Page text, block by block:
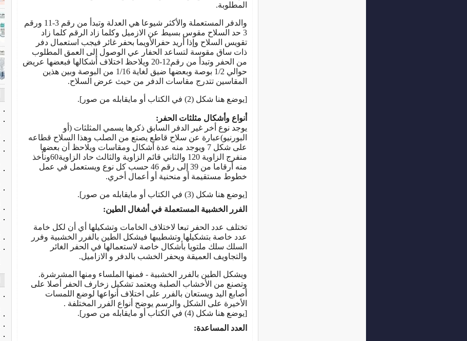
المطلوبة.
والدفر المستعملة والأكثر شيوعا هي العدلة وتبدأ من رقم 3-11 ورقم
3 حد السلاح مقوس بسيط عن الازميل وكلما زاد الرقم كلما زاد
تقويس السلاح وإذا أريد حفرالأويما بحفر غائر فيجب استعمال دفر
ذات ساق مقوسة لتساعد الحفار عي الوصول إلى العمق المطلوب
من الحفر وتبدأ من رقم12-20 ويلاحظ اختلاف أشكالها فبعضها عريض
حوالي 1/2 بوصة وبعضها ضيق لغاية 1/16 من البوصة وبين هذين
المقاسين تتدرج مقاسات الدفر من حيث عرض السلاح.
[يوضع هنا شكل (2) في الكتاب أو مايقابله من صور].
أنواع وأشكال مثلثات الحفر:
يوجد نوع أخر غير الدفر السابق ذكرها يسمي المثلثات (أو
البورنيو)عبارة عن سلاح قاطع يصنع من الصلب وهذا السلاح قطاعه
على شكل 7 ويوجد منه عدة أشكال ومقاسات ويلاحظ أن بعضها
منفرج الزاوية 120 والثاني قائم الزاوية والثالث حاد الزاوية60ونأخذ
منه أرقاما من 39 إلى رقم 46 حسب كل نوع ويستعمل في عمل
خطوط مستقيمة أو منحنية أو أعمال أخري.
[يوضع هنا شكل (3) في الكتاب أو مايقابله من صور].
الفرر الخشبية المستعملة في أشغال الطين:
تختلف عدد الحفر تبعا لاختلاف الخامات وتشكيلها أي أن لكل خامة
عدد خاصة بتشكيلها وتشطيبها فيشكل الطين بالفرر الخشبية وفرر
السلك سلك ملتويا بأشكال خاصة لاستعمالها في الحفر الغائر
والتجاويف العميقة ويحفر الخشب بالدفر و الازاميل.
ويشكل الطين بالفرر الخشبية - فمنها الملساء ومنها المشرشرة.
وتصنع من الأخشاب الصلبة ويعتمد تشكيل زخارف الحفر أصلا على
أصابع اليد ويستعان بالفرر على اختلاف أنواعها لوضع اللمسات
الأخيرة على الشكل والرسم يوضح أنواع الفرر المختلفة .
[يوضع هنا شكل (4) في الكتاب أو مايقابله من صور].
العدد المساعدة: